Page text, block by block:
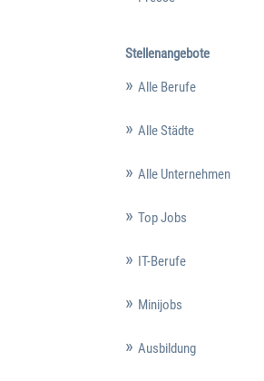
Stellenangebote
Alle Berufe
Alle Städte
Alle Unternehmen
Top Jobs
IT-Berufe
Minijobs
Ausbildung